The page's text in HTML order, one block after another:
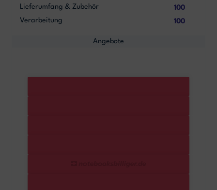
Lieferumfang & Zubehör
100
Verarbeitung
100
Angebote